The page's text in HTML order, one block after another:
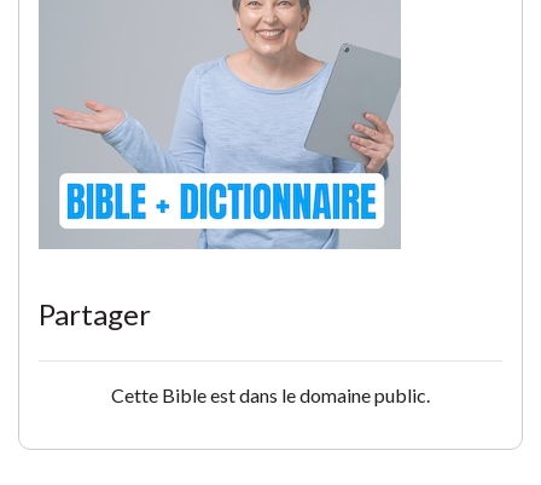
Partager
Cette Bible est dans le domaine public.